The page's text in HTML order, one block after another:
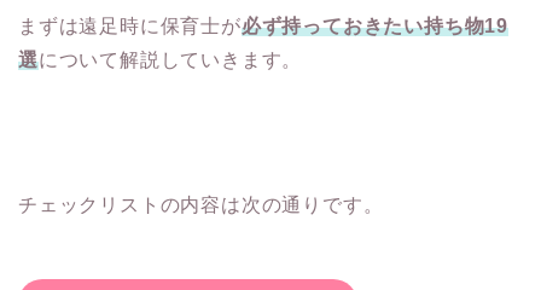
まずは遠足時に保育士が必ず持っておきたい持ち物19
選について解説していきます。
チェックリストの内容は次の通りです。